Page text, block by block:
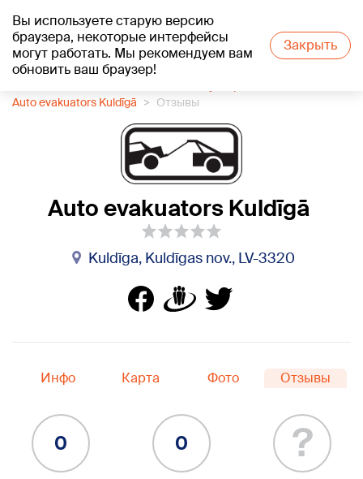
Вы используете старую версию
браузера, некоторые интерфейсы
могут работать. Мы рекомендуем вам
обновить ваш браузер!
Закрыть
+16°C
Auto evakuators Kuldīgā
Отзывы
Auto evakuators Kuldīgā
Kuldīga, Kuldīgas nov., LV-3320
Инфо Карта Фото Отзывы
0 0 ?